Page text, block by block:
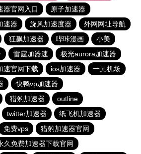
器官网入口
原子加速器
速器 旋风加速度器
外网网址导航
狂飙加速器 哔咔漫画
小美
雷霆加器速
极光aurora加速器
速官网下载 ios加速器
一元机场
快鸭vp加速器
猎豹加速器
outline
twitter加速器
纸飞机加速器
免费vps
猎豹加速器官网
久免费加速器下载官网